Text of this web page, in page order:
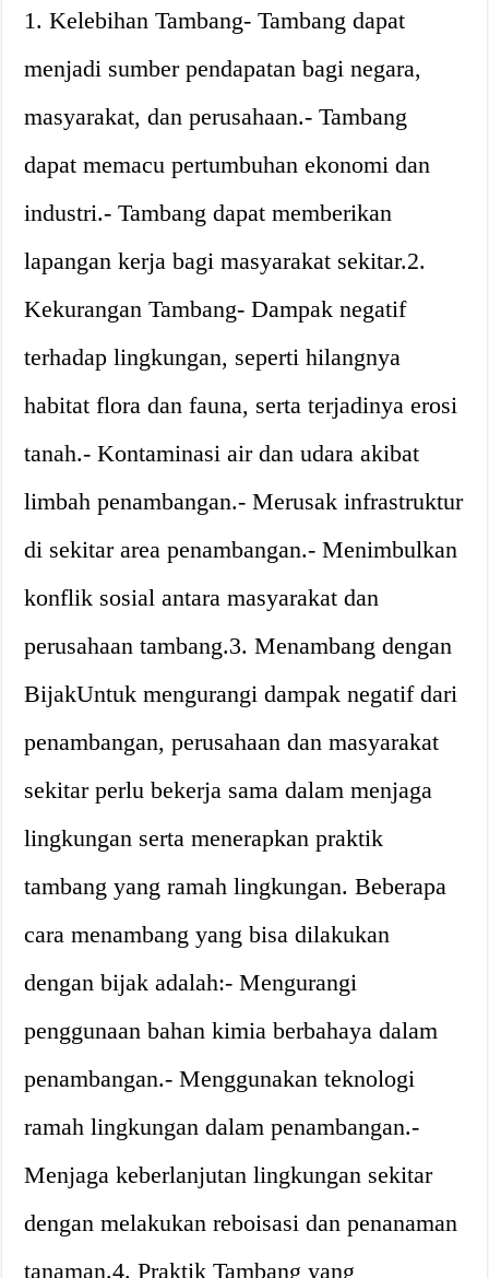
1. Kelebihan Tambang- Tambang dapat
menjadi sumber pendapatan bagi negara,
masyarakat, dan perusahaan.- Tambang
dapat memacu pertumbuhan ekonomi dan
industri.- Tambang dapat memberikan
lapangan kerja bagi masyarakat sekitar.2.
Kekurangan Tambang- Dampak negatif
terhadap lingkungan, seperti hilangnya
habitat flora dan fauna, serta terjadinya erosi
tanah.- Kontaminasi air dan udara akibat
limbah penambangan.- Merusak infrastruktur
di sekitar area penambangan.- Menimbulkan
konflik sosial antara masyarakat dan
perusahaan tambang.3. Menambang dengan
BijakUntuk mengurangi dampak negatif dari
penambangan, perusahaan dan masyarakat
sekitar perlu bekerja sama dalam menjaga
lingkungan serta menerapkan praktik
tambang yang ramah lingkungan. Beberapa
cara menambang yang bisa dilakukan
dengan bijak adalah:- Mengurangi
penggunaan bahan kimia berbahaya dalam
penambangan.- Menggunakan teknologi
ramah lingkungan dalam penambangan.-
Menjaga keberlanjutan lingkungan sekitar
dengan melakukan reboisasi dan penanaman
tanaman.4. Praktik Tambang yang